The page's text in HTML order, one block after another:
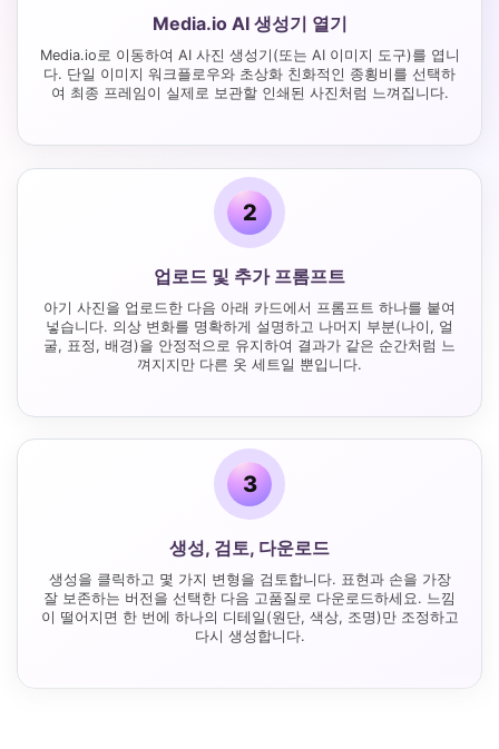
Media.io AI 생성기 열기
Media.io로 이동하여 AI 사진 생성기(또는 AI 이미지 도구)를 엽니
다. 단일 이미지 워크플로우와 초상화 친화적인 종횡비를 선택하
여 최종 프레임이 실제로 보관할 인쇄된 사진처럼 느껴집니다.
2
업로드 및 추가 프롬프트
아기 사진을 업로드한 다음 아래 카드에서 프롬프트 하나를 붙여
넣습니다. 의상 변화를 명확하게 설명하고 나머지 부분(나이, 얼
굴, 표정, 배경)을 안정적으로 유지하여 결과가 같은 순간처럼 느
껴지지만 다른 옷 세트일 뿐입니다.
3
생성, 검토, 다운로드
생성을 클릭하고 몇 가지 변형을 검토합니다. 표현과 손을 가장
잘 보존하는 버전을 선택한 다음 고품질로 다운로드하세요. 느낌
이 떨어지면 한 번에 하나의 디테일(원단, 색상, 조명)만 조정하고
다시 생성합니다.